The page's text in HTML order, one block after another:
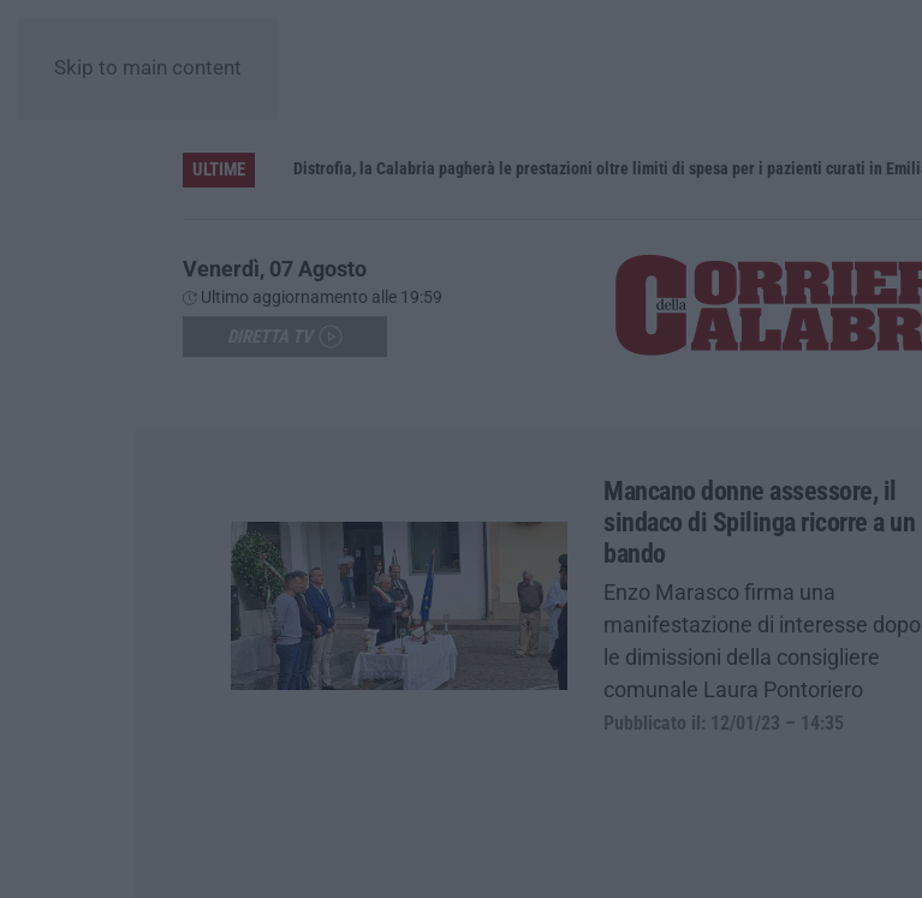
Skip to main content
ULTIME
Venerdì, 07 Agosto
Ultimo aggiornamento alle 19:59
Mancano donne assessore, il
sindaco di Spilinga ricorre a un
bando
Enzo Marasco firma una
manifestazione di interesse dopo
le dimissioni della consigliere
comunale Laura Pontoriero
Pubblicato il: 12/01/23 – 14:35